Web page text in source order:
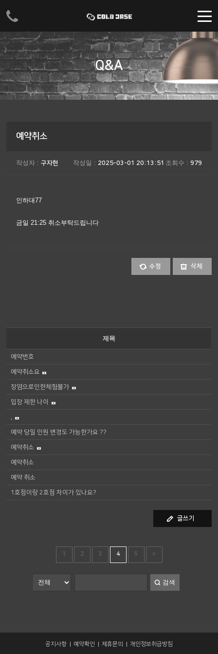
Q&A
예약취소
작성자 :구자현 작성일 : 2025-03-01 20:13:51 조회수 : 979
인하대77
금일 21:25 취소부탁드립니다
수정 삭제
제목
예약번호
예약취소요
장염으로인한체험불가
입장 제한 나이
예약 당일 인원 변경도 가능한가요 ??
예약취소
예약취소
예약 취소
1호점이랑 2호점 차이가 있나요?
글쓰기
1 2 3 4 5 >
검색
공지사항 예약확인 제휴문의 개인정보취급방침